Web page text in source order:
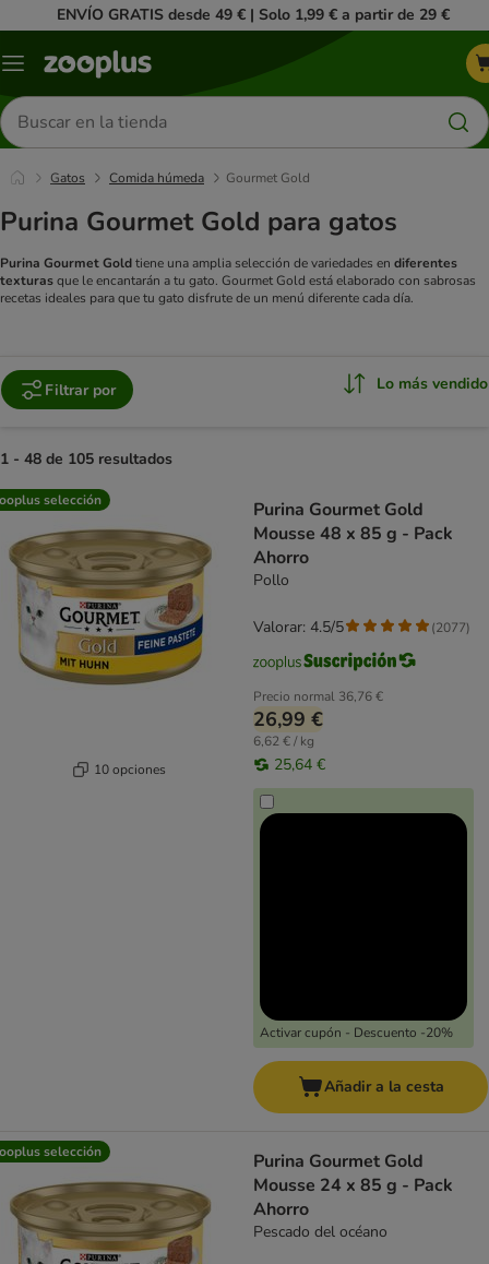
ENVÍO GRATIS desde 49 € | Solo 1,99 € a partir de 29 €
Menú
Buscar
productos
Gatos Comida húmeda Gourmet Gold
Purina Gourmet Gold para gatos
Purina Gourmet Goldtiene una amplia selección de variedades en diferentes
texturasque le encantarán a tu gato. Gourmet Gold está elaborado con sabrosas
recetas ideales para que tu gato disfrute de un menú diferente cada día.
Filtrar por Lo más vendido
1 - 48 de 105 resultados
product items have been changed
selección
10 opciones
Purina Gourmet Gold
Mousse 48 x 85 g - Pack
Ahorro
Pollo
Precio normal 36,76 €
26,99 €
6,62 € / kg
25,64 €
Activar cupón - Descuento -20%
Valorar: 4.5/5 (2077)
Añadir a la cesta
selección
Purina Gourmet Gold
Mousse 24 x 85 g - Pack
Ahorro
Pescado del océano